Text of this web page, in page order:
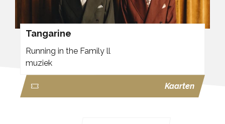
Tangarine
Running in the Family ll
muziek
Kaarten